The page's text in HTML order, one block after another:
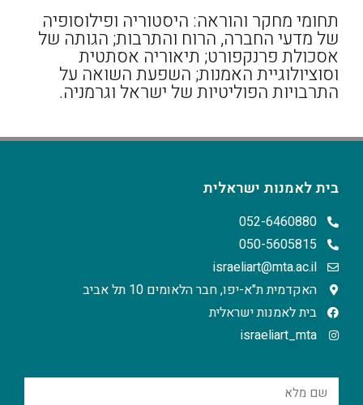
תחומי מחקר והוראה: היסטוריה ופילוסופיה
של מדעי החברה, הרוח והתרבות; הגותה של
אסכולת פרנקפורט; תיאוריה אסתטית
וסוציולוגיית האמנות; השפעת השואה על
התרבויות הפוליטיות של ישראל וגרמניה.
בית לאמנות ישראלית
052-6460880
050-5605815
israeliart@mta.ac.il
האקדמית ת"א-יפו, חבר הלאומים 10 תל אביב
בית לאמנות ישראלית
israeliart_mta